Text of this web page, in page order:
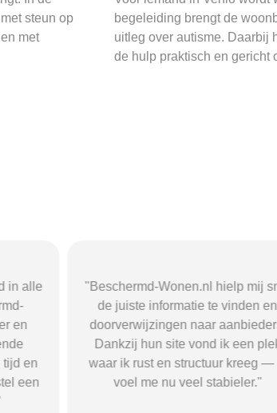
steun op
met
begeleiding brengt de
uitleg over autisme. Daarbij
de hulp praktisch en gericht
in alle
en
tijd en
een
"Beschermd-Wonen.nl hielp mij
de juiste informatie te vinden en
doorverwijzingen naar
Dankzij hun site vond ik een
waar ik rust en structuur kreeg —
voel me nu veel stabieler."